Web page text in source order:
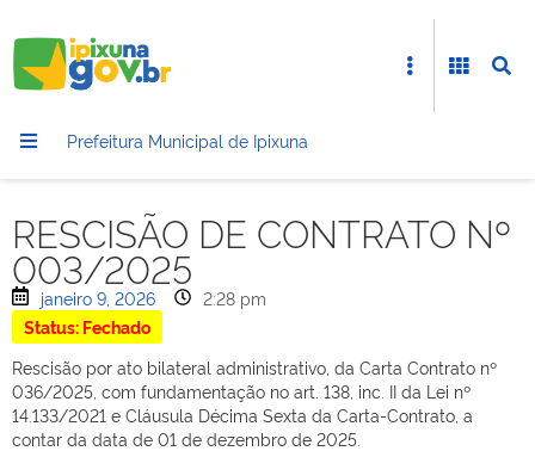
Prefeitura Municipal de Ipixuna
RESCISÃO DE CONTRATO Nº
003/2025
janeiro 9, 2026
2:28 pm
Status: Fechado
Rescisão por ato bilateral administrativo, da Carta Contrato nº
036/2025, com fundamentação no art. 138, inc. II da Lei nº
14.133/2021 e Cláusula Décima Sexta da Carta-Contrato, a
contar da data de 01 de dezembro de 2025.